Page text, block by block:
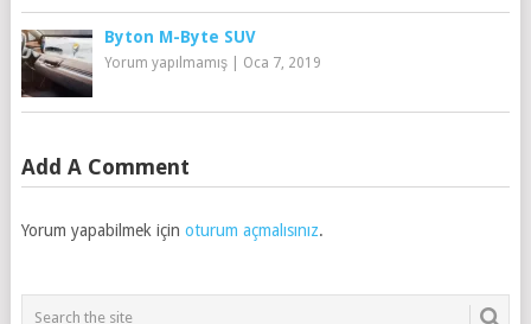
Byton M-Byte SUV
Yorum yapılmamış| Oca 7, 2019
Add A Comment
Yorum yapabilmek için oturum açmalısınız.